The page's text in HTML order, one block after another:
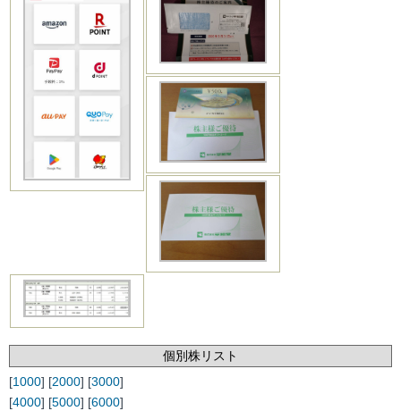
個別株リスト
[1000] [2000] [3000]
[4000] [5000] [6000]